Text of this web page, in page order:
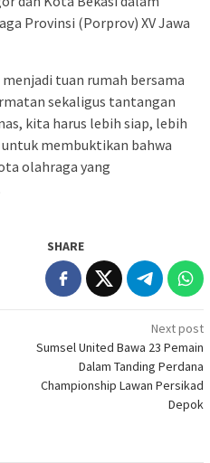
Provinsi (Porprov) XV Jawa
tuan rumah bersama
sekaligus tantangan
kita harus lebih siap, lebih
membuktikan bahwa
olahraga yang
SHARE
Next post
Sumsel United Bawa 23 Pemain
Dalam Tanding Perdana
Championship Lawan Persikad
Depok